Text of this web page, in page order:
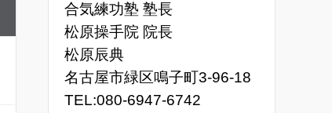
合気練功塾 塾長
松原操手院 院長
松原辰典
名古屋市緑区鳴子町3-96-18
TEL:080-6947-6742